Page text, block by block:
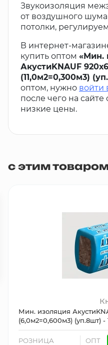
Звукоизоляция
от воздушного шума
потолки,
В интернет-
купить оптом «Мин.
АкустиKNAUF
(11,0м2=0,300м3)
оптом, нужно войти
после чего на
низкие цены.
с этим
Мин. изоляция
(6,0м2=0,600м3) (уп.8шт) -
РОЗНИЦА ОПТ